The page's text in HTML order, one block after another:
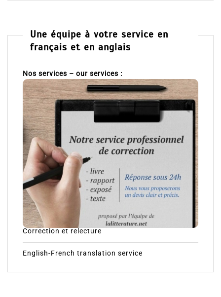
Une équipe à votre service en
français et en anglais
Nos services – our services :
Correction et relecture
English-French translation service